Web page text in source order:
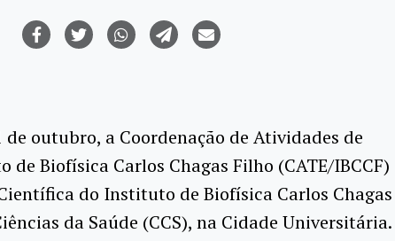
de outubro, a Coordenação de Atividades de
de Biofísica Carlos Chagas Filho (CATE/IBCCF)
do Instituto de Biofísica Carlos Chagas
da Saúde (CCS), na Cidade Universitária.